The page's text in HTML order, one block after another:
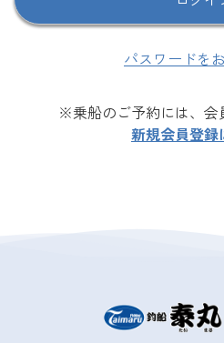
パスワードを
※乗船のご予約には、会
新規会員登録